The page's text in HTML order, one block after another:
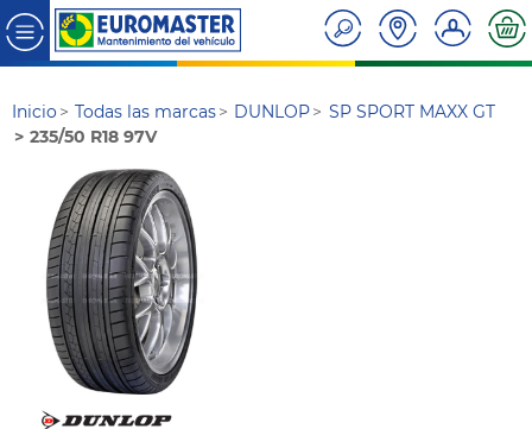
Inicio Todas las marcas DUNLOP
SP SPORT MAXX GT
235/50 R18 97V